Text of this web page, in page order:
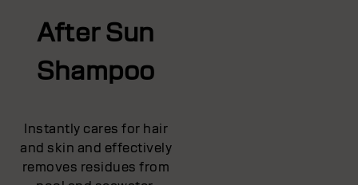
After Sun
Shampoo
Instantly cares for hair
and skin and effectively
removes residues from